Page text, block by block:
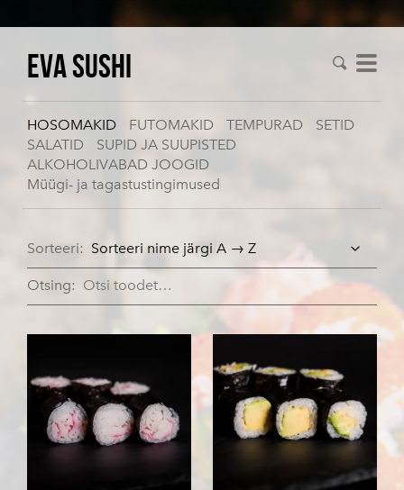
Eva Sushi
HOSOMAKID FUTOMAKID TEMPURAD
SETID
SALATID
SUPID JA SUUPISTED
ALKOHOLIVABAD JOOGID
Müügi- ja tagastustingimused
Sorteeri:
Otsing: